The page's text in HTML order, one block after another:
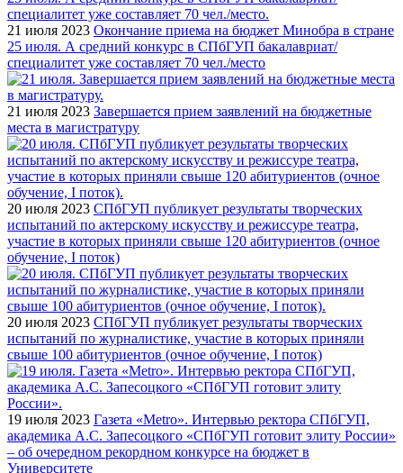
21 июля 2023 Окончание приема на бюджет Минобра в стране
25 июля. А средний конкурс в СПбГУП бакалавриат/
специалитет уже составляет 70 чел./место
21 июля 2023 Завершается прием заявлений на бюджетные
места в магистратуру
20 июля 2023 СПбГУП публикует результаты творческих
испытаний по актерскому искусству и режиссуре театра,
участие в которых приняли свыше 120 абитуриентов (очное
обучение, I поток)
20 июля 2023 СПбГУП публикует результаты творческих
испытаний по журналистике, участие в которых приняли
свыше 100 абитуриентов (очное обучение, I поток)
19 июля 2023 Газета «Metro». Интервью ректора СПбГУП,
академика А.С. Запесоцкого «СПбГУП готовит элиту России»
– об очередном рекордном конкурсе на бюджет в
Университете